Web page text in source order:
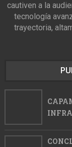
cautiven a la
tecnología
trayectoria,